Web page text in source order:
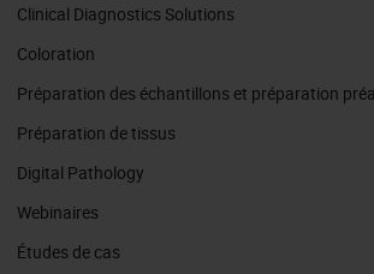
Clinical Diagnostics Solutions
Coloration
Préparation des échantillons et préparation
Préparation de tissus
Digital Pathology
Webinaires
Études de cas